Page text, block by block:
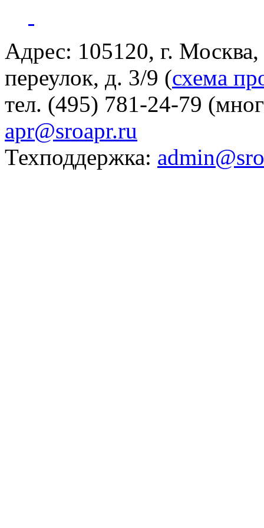
Адрес: 105120, г.
переулок, д. 3/9 (схема
тел. (495) 781-24-79
apr@sroapr.ru
Техподдержка: